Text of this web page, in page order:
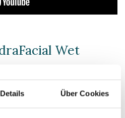
Details Über Cookies
Wet
Diamantaufsatz entfernt
besonders effektiv.